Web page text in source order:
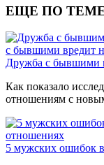
ЕЩЕ ПО
с бывшими вредит
Дружба с бывшими
Как показало
отношениям с
отношениях
5 мужских ошибок